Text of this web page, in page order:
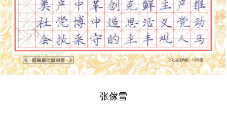
张傢雪